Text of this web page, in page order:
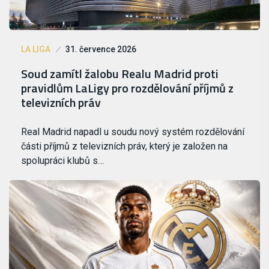
LA LIGA 31. července 2026
Soud zamítl žalobu Realu Madrid proti
pravidlům LaLigy pro rozdělování příjmů z
televizních práv
Real Madrid napadl u soudu nový systém rozdělování
části příjmů z televizních práv, který je založen na
spolupráci klubů s…